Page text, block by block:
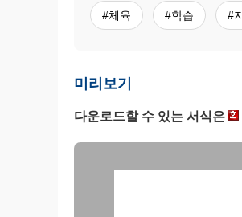
#체육 #학습 #
미리보기
다운로드할 수 있는 서식은